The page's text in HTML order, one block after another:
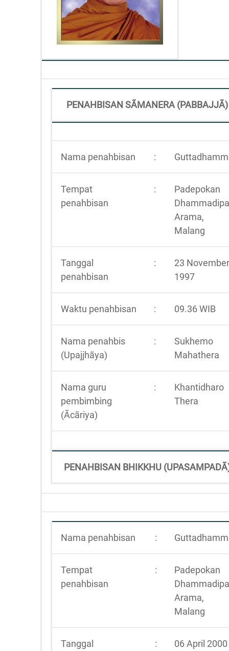
PENAHBISAN SÃMANERA (PABBAJJÃ)
Nama penahbisan :
Tempat
penahbisan
:
Padepokan
Dhammadipa
Arama,
Malang
Tanggal
penahbisan
:
23 November
1997
Waktu penahbisan : 09.36 WIB
Nama penahbis
(Upajjhãya)
:
Sukhemo
Mahathera
Nama guru
pembimbing
(Ãcãriya)
:
Khantidharo
Thera
PENAHBISAN BHIKKHU
Nama penahbisan :
Tempat
penahbisan
:
Padepokan
Dhammadipa
Arama,
Malang
Tanggal
: 06 April 2000